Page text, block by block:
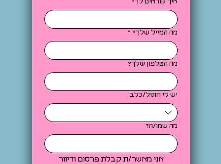
מה המייל שלך? *
מה הטלפון שלך?
יש לי חתול/כלב
מה שמו/ה?
אני מאשר/ת קבלת פרסום ודיוור